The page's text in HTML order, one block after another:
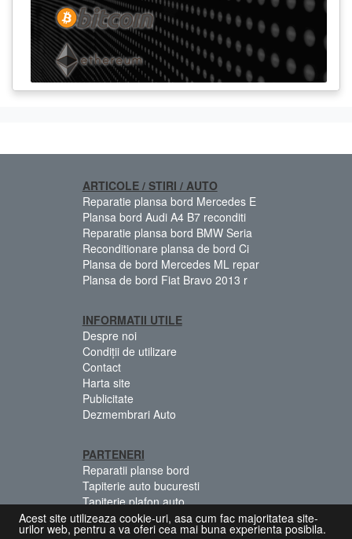
ARTICOLE / STIRI / AUTO
Reparatie plansa bord Mercedes E
Plansa bord Audi A4 B7 reconditi
Reparatie plansa bord BMW Seria
Reconditionare plansa de bord Ci
Plansa de bord Mercedes ML repar
Plansa de bord Fiat Bravo 2013 r
INFORMATII UTILE
Despre noi
Condiții de utilizare
Contact
Harta site
Publicitate
Dezmembrari Auto
PARTENERI
Reparatii planse bord
Tapiterie auto bucuresti
Tapiterie plafon auto
Centuri siguranta colorate
Acest site utilizeaza cookie-uri, asa cum fac majoritatea site-
urilor web, pentru a va oferi cea mai buna experienta posibila.